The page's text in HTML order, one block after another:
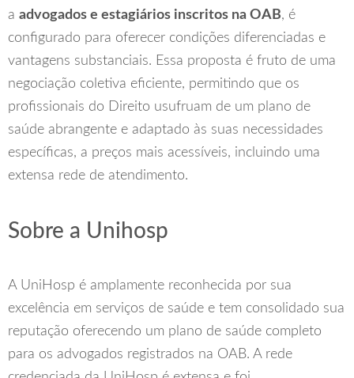
a advogados e estagiários inscritos na OAB, é
configurado para oferecer condições diferenciadas e
vantagens substanciais. Essa proposta é fruto de uma
negociação coletiva eficiente, permitindo que os
profissionais do Direito usufruam de um plano de
saúde abrangente e adaptado às suas necessidades
específicas, a preços mais acessíveis, incluindo uma
extensa rede de atendimento.
Sobre a Unihosp
A UniHosp é amplamente reconhecida por sua
excelência em serviços de saúde e tem consolidado sua
reputação oferecendo um plano de saúde completo
para os advogados registrados na OAB. A rede